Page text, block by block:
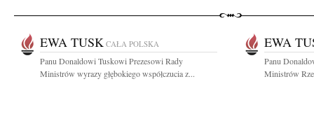
EWA TUSK CAŁA POLSKA
Panu Donaldowi Tuskowi Prezesowi Rady
Ministrów wyrazy głębokiego współczucia z...
EWA
Panu
Ministrów